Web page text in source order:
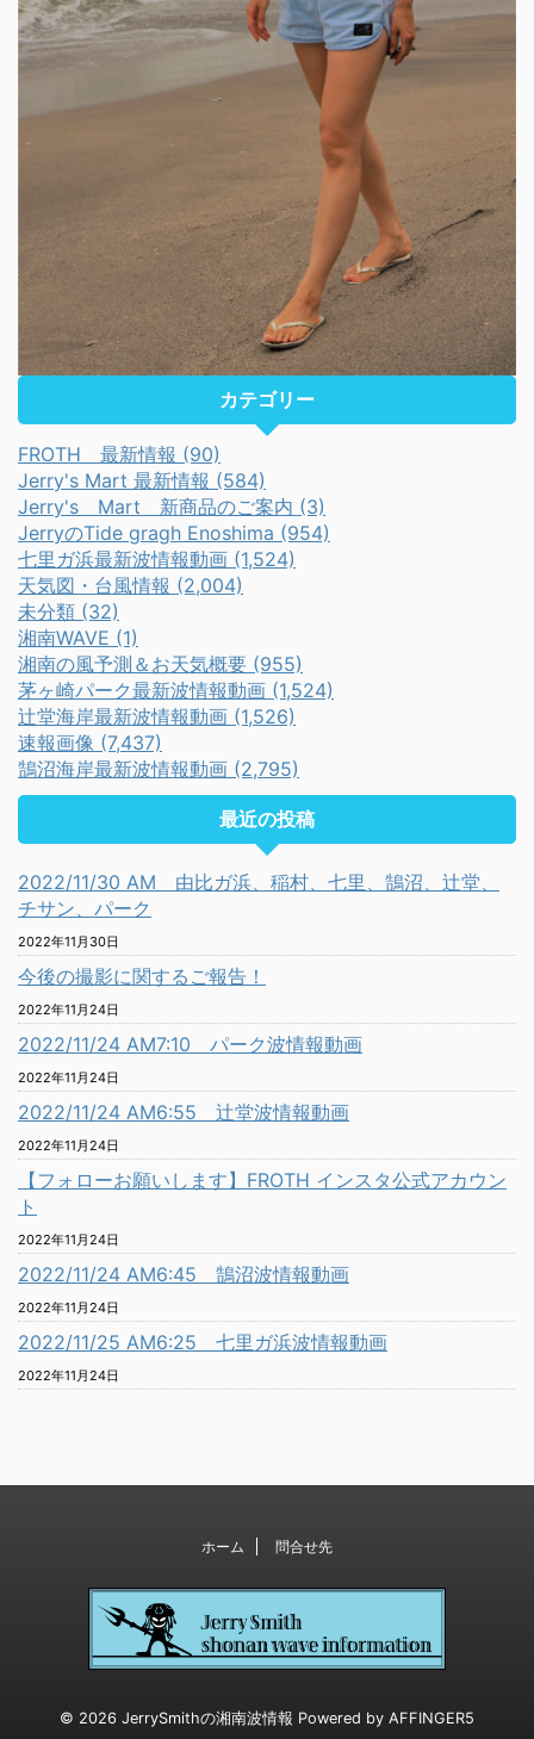
カテゴリー
FROTH 最新情報 (90)
Jerry's Mart 最新情報 (584)
Jerry's Mart 新商品のご案内 (3)
JerryのTide gragh Enoshima (954)
七里ガ浜最新波情報動画 (1,524)
天気図・台風情報 (2,004)
未分類 (32)
湘南WAVE (1)
湘南の風予測＆お天気概要 (955)
茅ヶ崎パーク最新波情報動画 (1,524)
辻堂海岸最新波情報動画 (1,526)
速報画像 (7,437)
鵠沼海岸最新波情報動画 (2,795)
最近の投稿
2022/11/30 AM 由比ガ浜、稲村、七里、鵠沼、辻堂、
チサン、パーク
2022年11月30日
今後の撮影に関するご報告！
2022年11月24日
2022/11/24 AM7:10 パーク波情報動画
2022年11月24日
2022/11/24 AM6:55 辻堂波情報動画
2022年11月24日
【フォローお願いします】FROTH インスタ公式アカウン
ト
2022年11月24日
2022/11/24 AM6:45 鵠沼波情報動画
2022年11月24日
2022/11/25 AM6:25 七里ガ浜波情報動画
2022年11月24日
ホーム 問合せ先
© 2026 JerrySmithの湘南波情報 Powered by AFFINGER5